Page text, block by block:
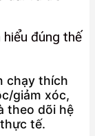
hiểu đúng thế
chạy thích
giảm xóc,
theo dõi hệ
tế.